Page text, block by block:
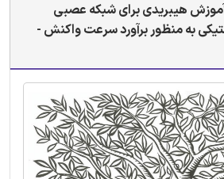
هیبریدی برای شبکه عصبی
به منظور برآورد سرعت واکنش -